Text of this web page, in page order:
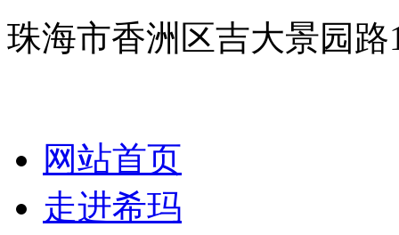
珠海市香洲区吉大景园
网站首页
走进希玛